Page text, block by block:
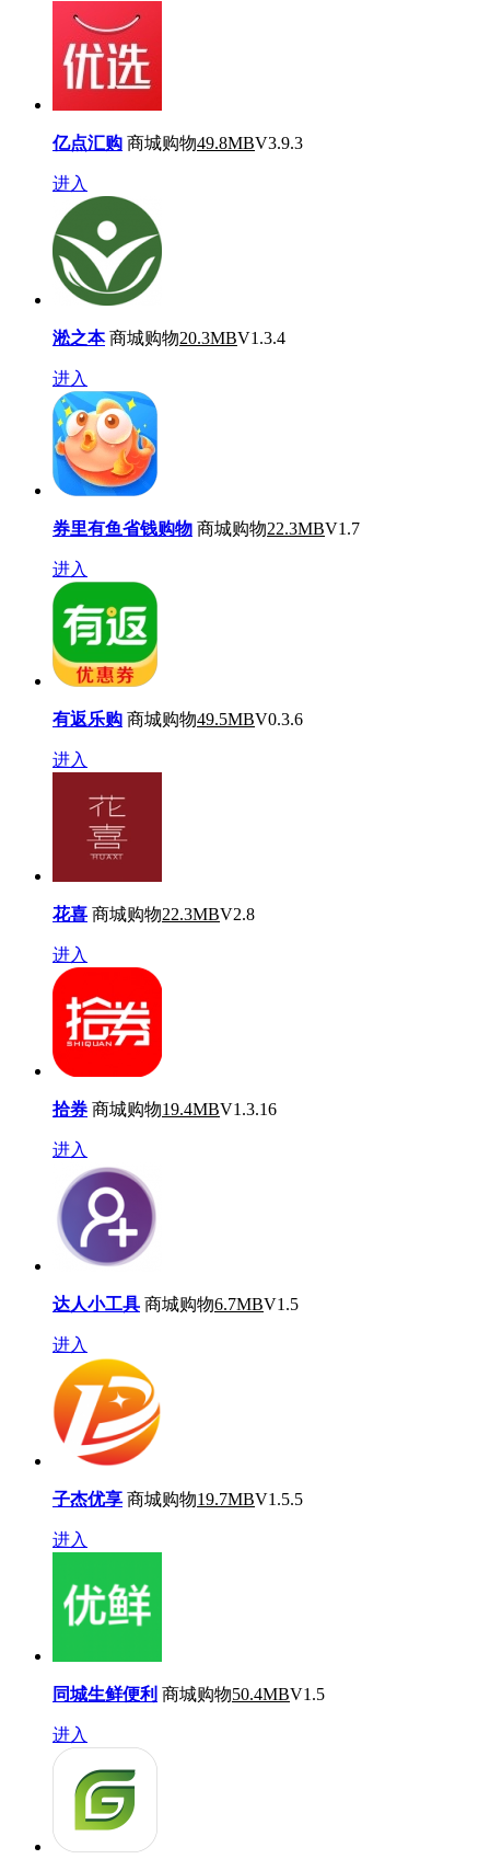
亿点汇购 商城购物49.8MBV3.9.3
进入
淞之本 商城购物20.3MBV1.3.4
进入
券里有鱼省钱购物 商城购物22.3MBV1.7
进入
有返乐购 商城购物49.5MBV0.3.6
进入
花喜 商城购物22.3MBV2.8
进入
拾券 商城购物19.4MBV1.3.16
进入
达人小工具 商城购物6.7MBV1.5
进入
子杰优享 商城购物19.7MBV1.5.5
进入
同城生鲜便利 商城购物50.4MBV1.5
进入